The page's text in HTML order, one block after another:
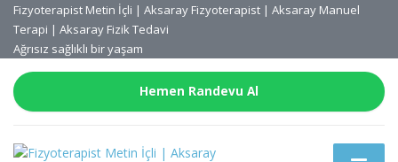
Fizyoterapist Metin İçli | Aksaray Fizyoterapist | Aksaray Manuel
Terapi | Aksaray Fizik Tedavi
Ağrısız sağlıklı bir yaşam
Hemen Randevu Al